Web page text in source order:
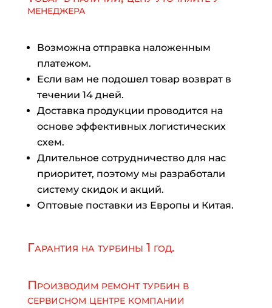
менеджера
Возможна отправка наложенным
платежом.
Если вам не подошел товар возврат в
течении 14 дней.
Доставка продукции проводится на
основе эффективных логистических
схем.
Длительное сотрудничество для нас
приоритет, поэтому мы разработали
систему скидок и акций.
Оптовые поставки из Европы и Китая.
Гарантия на турбины 1 год.
Производим ремонт турбин в
сервисном центре компании